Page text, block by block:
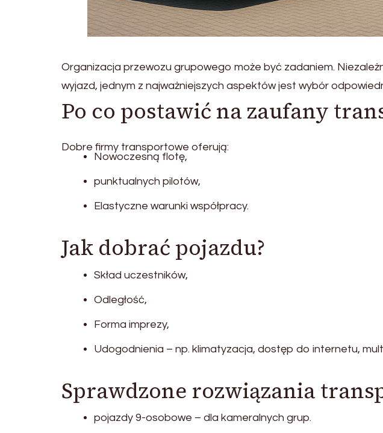
Organizacja przewozu grupowego może być zadaniem.
wyjazd, jednym z najważniejszych aspektów jest wybór
Po co postawić na zaufany
Dobre firmy transportowe oferują:
Nowoczesną flotę,
punktualnych pilotów,
Elastyczne warunki współpracy.
Jak dobrać pojazdu?
Skład uczestników,
Odległość,
Forma imprezy,
Udogodnienia – np. klimatyzacja, dostęp do internetu,
Sprawdzone rozwiązania
pojazdy 9-osobowe – dla kameralnych grup.